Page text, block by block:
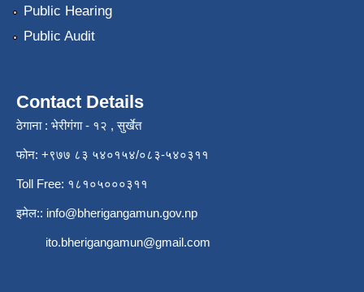
Public Hearing
Public Audit
Contact Details
ठेगाना : भेरीगंगा - १२ , सुर्खेत
फोन: +९७७ ८३ ५४०१५४/०८३-५४०३११
Toll Free: १८१०५०००३११
इमेल:: info@bherigangamun.gov.np
ito.bherigangamun@gmail.com